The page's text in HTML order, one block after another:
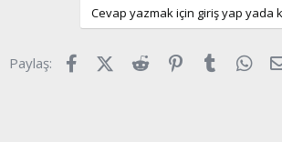
Cevap yazmak için giriş yap yada
Paylaş: FacebookX (Twitter)
Reddit Pinterest
Tumblr